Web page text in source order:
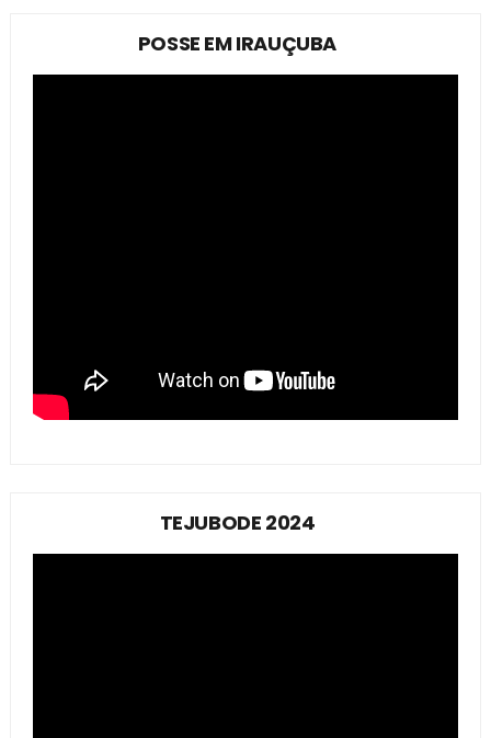
POSSE EM IRAUÇUBA
TEJUBODE 2024